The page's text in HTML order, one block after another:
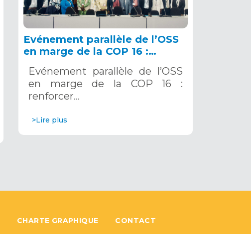
Evénement parallèle de l’OSS
en marge de la COP 16 :
grâce aux Systèmes d’Alerte
Précoce Multirisques. 12
décembre 2024
Evénement parallèle de l’OSS
en marge de la COP 16 :
renforcer…
>Lire plus
CHARTE GRAPHIQUE CONTACT